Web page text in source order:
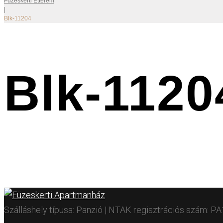
Blk-11204
Blk-
Szálláshely típusa: Panzió | NTAK regisztrációs szám: